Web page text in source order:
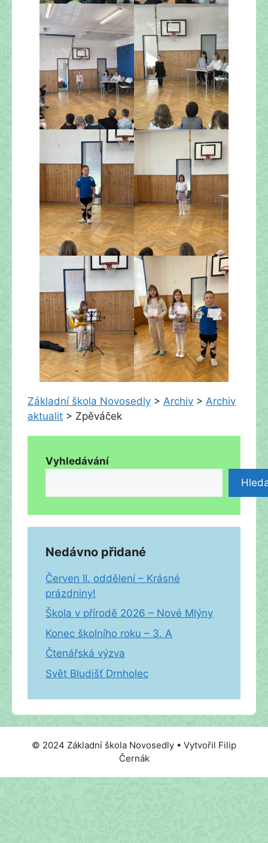
Základní škola Novosedly > Archiv > Archiv
aktualit > Zpěváček
Vyhledávání
Nedávno přidané
Červen II. oddělení – Krásné
prázdniny!
Škola v přírodě 2026 – Nové Mlýny
Konec školního roku – 3. A
Čtenářská výzva
Svět Bludišť Drnholec
© 2024 Základní škola Novosedly • Vytvořil Filip
Černák